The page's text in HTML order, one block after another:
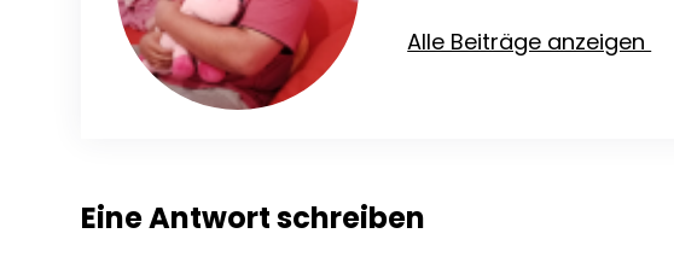
Alle Beiträge anzeigen
Eine Antwort schreiben